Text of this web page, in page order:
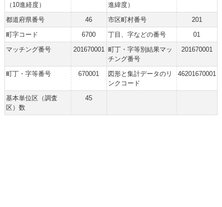
（10進経度）
進緯度）
都道府県番号 46 市区町村番号
201
町字コード
6700 丁目、字などの番号
01
マッチング番号
201670001 町丁・字等別結果マッ
チング番号
201670001
町丁・字等番号 670001
図形と集計データのリ
ンクコード
46201670001
基本単位区（調査
区）数
45